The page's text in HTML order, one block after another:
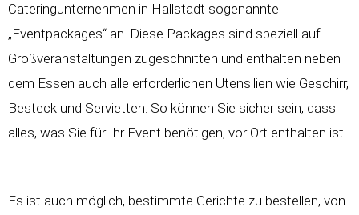
Cateringunternehmen in Hallstadt sogenannte
„Eventpackages“ an. Diese Packages sind speziell auf
Großveranstaltungen zugeschnitten und enthalten neben
dem Essen auch alle erforderlichen Utensilien wie Geschirr,
Besteck und Servietten. So können Sie sicher sein, dass
alles, was Sie für Ihr Event benötigen, vor Ort enthalten ist.
Es ist auch möglich, bestimmte Gerichte zu bestellen, von